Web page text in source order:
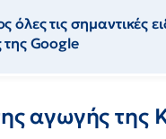
όλες τις σημαντικές
Google
αγωγής